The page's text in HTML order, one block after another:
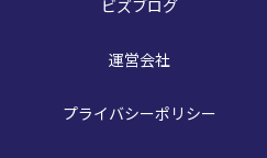
ビズブログ
運営会社
プライバシーポリシー